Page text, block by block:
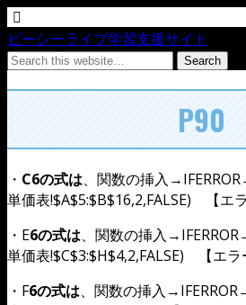
ピーシーライブ学習支援サイト
P90
・ C6の式は、関数の挿入
単価表!$A$5:$B$16,2,FALSE) 【エ
・E6の式は、関数の挿入
単価表!$C$3:$H$4,2,FALSE) 【エラ
・F6の式は、関数の挿入